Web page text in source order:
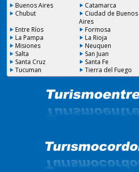
Buenos Aires Catamarca
Chubut
Ciudad de Buenos
Aires
Entre Ríos
Formosa
La Pampa
La Rioja
Misiones
Neuquen
Salta
San Juan
Santa Cruz
Santa Fe
Tucuman
Tierra del Fuego